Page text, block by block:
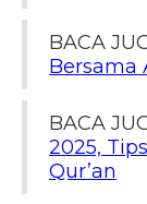
BACA
Bersama
BACA
2025,
Qur’an